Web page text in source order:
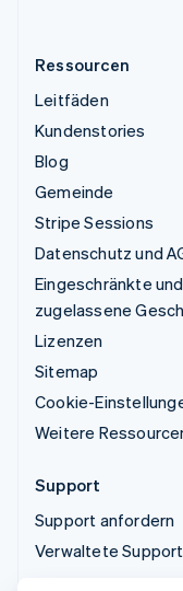
Ressourcen
Leitfäden
Kundenstories
Blog
Gemeinde
Stripe Sessions
Datenschutz und
Eingeschränkte
zugelassene
Lizenzen
Sitemap
Cookie-
Weitere
Support
Support anfordern
Verwaltete